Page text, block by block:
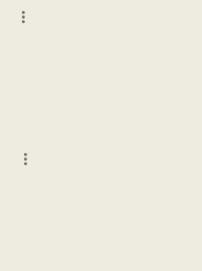
more_vert
more_vert